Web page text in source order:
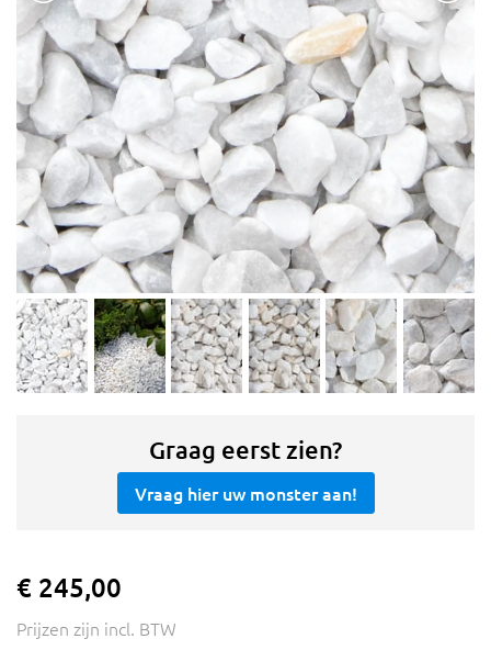
Graag eerst zien?
Vraag hier uw monster aan!
€ 245,00
Prijzen zijn incl. BTW